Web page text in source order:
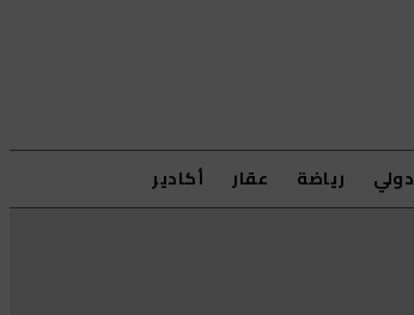
دولي رياضة عقار أكادير